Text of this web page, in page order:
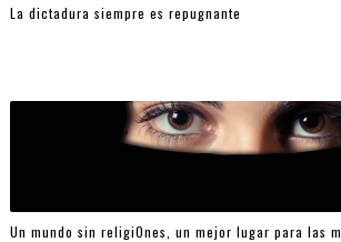
La dictadura siempre es repugnante
Un mundo sin religiOnes, un mejor lugar para las